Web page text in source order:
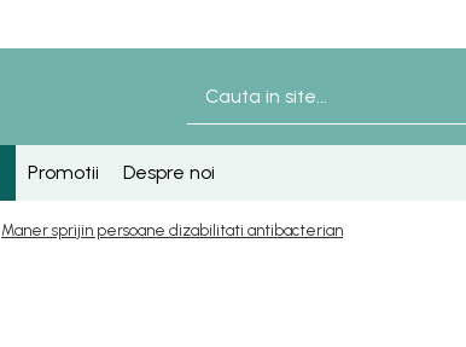
Promotii Despre noi
Maner sprijin persoane dizabilitati antibacterian